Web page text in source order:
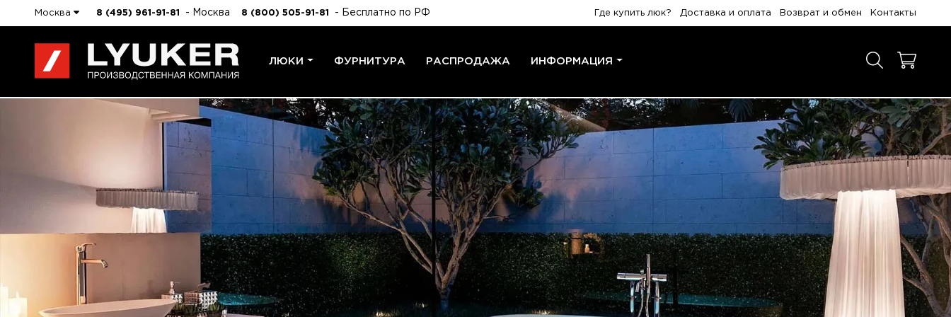
Москва 8 (495) 961-91-81 - Москва 8 (800) 505-91-81 - Бесплатно по РФ Где купить люк? Доставка и оплата Возврат и обмен Контакты
ЛЮКИ ФУРНИТУРА РАСПРОДАЖА ИНФОРМАЦИЯ